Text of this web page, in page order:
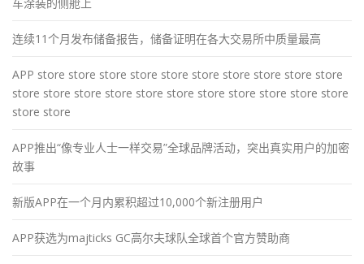
连续11个月发布储备报告，储备证明在各大交易所中质量最高
APP store store store store store store store store store store
store store store store store store store store store store store
store store
APP推出“像专业人士一样交易”全球品牌活动，突出真实用户的加密
故事
新版APP在一个月内累积超过10,000个新注册用户
APP获选为majticks GC高尔夫球队全球首个官方赞助商